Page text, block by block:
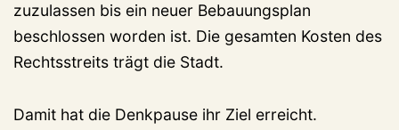
zuzulassen bis ein neuer Bebauungsplan
beschlossen worden ist. Die gesamten Kosten des
Rechtsstreits trägt die Stadt.
Damit hat die Denkpause ihr Ziel erreicht.